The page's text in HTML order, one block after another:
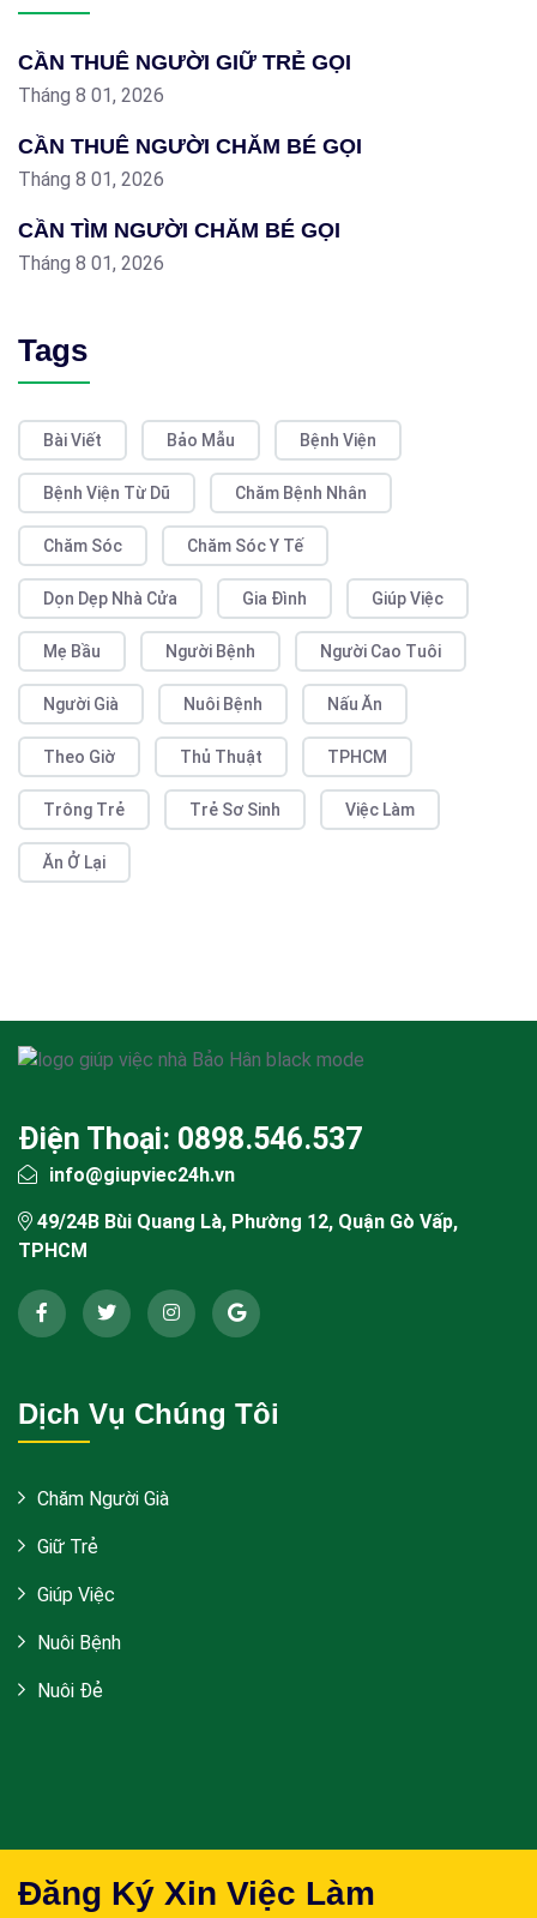
CẦN THUÊ NGƯỜI GIỮ TRẺ GỌI
Tháng 8 01, 2026
CẦN THUÊ NGƯỜI CHĂM BÉ GỌI
Tháng 8 01, 2026
CẦN TÌM NGƯỜI CHĂM BÉ GỌI
Tháng 8 01, 2026
Tags
Bài Viết Bảo Mẫu Bệnh Viện
Bệnh Viện Từ Dũ Chăm Bệnh Nhân
Chăm Sóc Chăm Sóc Y Tế
Dọn Dẹp Nhà Cửa Gia Đình Giúp Việc
Mẹ Bầu Người Bệnh Người Cao Tuôi
Người Già Nuôi Bệnh Nấu Ăn
Theo Giờ Thủ Thuật TPHCM
Trông Trẻ Trẻ Sơ Sinh Việc Làm
Ăn Ở Lại
Điện Thoại: 0898.546.537
info@giupviec24h.vn
49/24B Bùi Quang Là, Phường 12, Quận Gò Vấp,
TPHCM
Dịch Vụ Chúng Tôi
Chăm Người Già
Giữ Trẻ
Giúp Việc
Nuôi Bệnh
Nuôi Đẻ
Đăng Ký Xin Việc Làm